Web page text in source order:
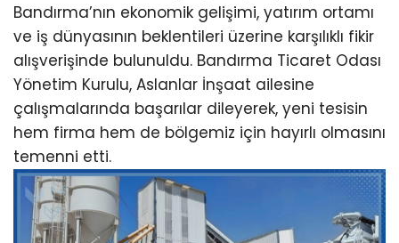
Bandırma’nın ekonomik gelişimi, yatırım ortamı
ve iş dünyasının beklentileri üzerine karşılıklı fikir
alışverişinde bulunuldu. Bandırma Ticaret Odası
Yönetim Kurulu, Aslanlar İnşaat ailesine
çalışmalarında başarılar dileyerek, yeni tesisin
hem firma hem de bölgemiz için hayırlı olmasını
temenni etti.